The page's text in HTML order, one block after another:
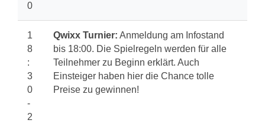
0
1
8
:
3
0
-
2
Qwixx Turnier: Anmeldung am Infostand
bis 18:00. Die Spielregeln werden für alle
Teilnehmer zu Beginn erklärt. Auch
Einsteiger haben hier die Chance tolle
Preise zu gewinnen!